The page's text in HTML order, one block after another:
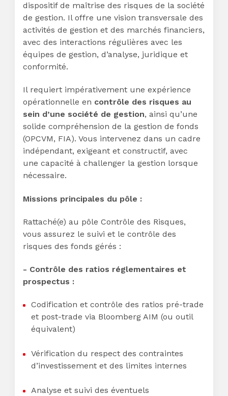
dispositif de maîtrise des risques de la société
de gestion. Il offre une vision transversale des
activités de gestion et des marchés financiers,
avec des interactions régulières avec les
équipes de gestion, d’analyse, juridique et
conformité.
Il requiert impérativement une expérience
opérationnelle en contrôle des risques au
sein d’une société de gestion, ainsi qu’une
solide compréhension de la gestion de fonds
(OPCVM, FIA). Vous intervenez dans un cadre
indépendant, exigeant et constructif, avec
une capacité à challenger la gestion lorsque
nécessaire.
Missions principales du pôle :
Rattaché(e) au pôle Contrôle des Risques,
vous assurez le suivi et le contrôle des
risques des fonds gérés :
- Contrôle des ratios réglementaires et
prospectus :
Codification et contrôle des ratios pré-trade
et post-trade via Bloomberg AIM (ou outil
équivalent)
Vérification du respect des contraintes
d’investissement et des limites internes
Analyse et suivi des éventuels